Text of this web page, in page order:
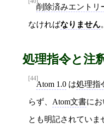
削除済みエントリ
なければなりません
処理指令と注
[44]
Atom 1.0 は処理指
らず、 Atom文書に
とも明記されていま